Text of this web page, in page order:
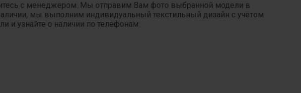
с менеджером. Мы отправим Вам фото выбранной модели в
мы выполним индивидуальный текстильный дизайн с учётом
и узнайте о наличии по телефонам: